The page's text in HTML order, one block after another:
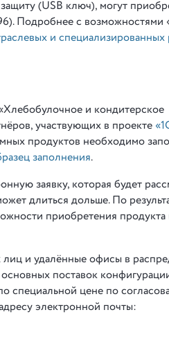
(USB ключ), могут
Подробнее с
и
и кондитерское
участвующих в проекте
продуктов необходимо
заполнения.
заявку, которая будет
длиться дольше. По
приобретения продукта
и удалённые офисы в
поставок
специальной цене по
электронной почты: